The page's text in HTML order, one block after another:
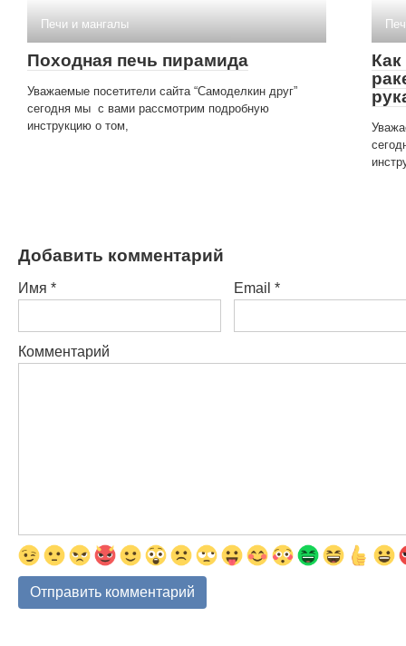
Печи и мангалы
Походная печь пирамида
Уважаемые посетители сайта “Самоделкин друг”
сегодня мы с вами рассмотрим подробную
инструкцию о том,
Добавить комментарий
Имя * Email *
Комментарий